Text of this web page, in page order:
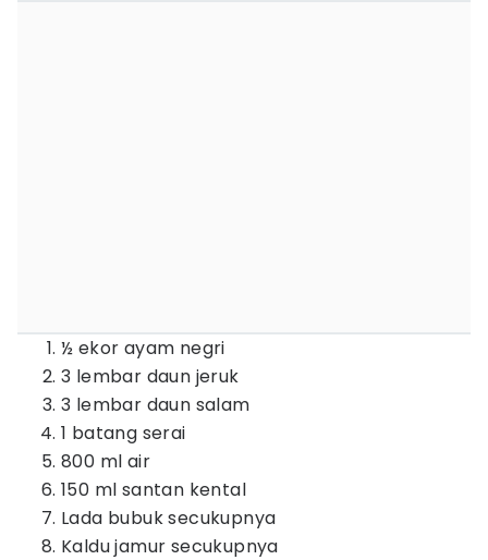
½ ekor ayam negri
3 lembar daun jeruk
3 lembar daun salam
1 batang serai
800 ml air
150 ml santan kental
Lada bubuk secukupnya
Kaldu jamur secukupnya